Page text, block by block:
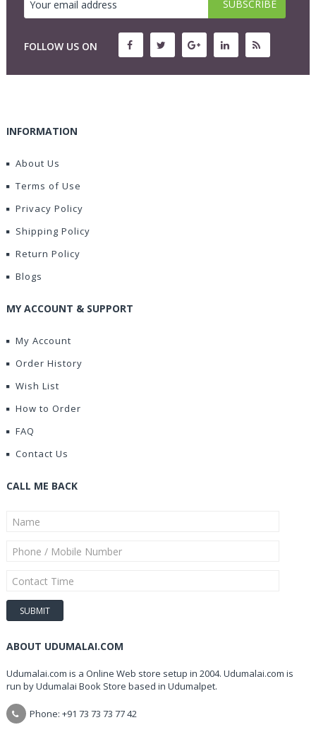
FOLLOW US ON
INFORMATION
About Us
Terms of Use
Privacy Policy
Shipping Policy
Return Policy
Blogs
MY ACCOUNT & SUPPORT
My Account
Order History
Wish List
How to Order
FAQ
Contact Us
CALL ME BACK
ABOUT UDUMALAI.COM
Udumalai.com is a Online Web store setup in 2004. Udumalai.com is
run by Udumalai Book Store based in Udumalpet.
Phone: +91 73 73 73 77 42